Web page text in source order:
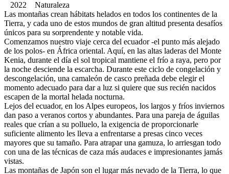
2022 Naturaleza
Las montañas crean hábitats helados en todos los continentes de la
Tierra, y cada uno de estos mundos de gran altitud presenta desafíos
únicos para su sorprendente y notable vida.
Comenzamos nuestro viaje cerca del ecuador -el punto más alejado
de los polos- en África oriental. Aquí, en las altas laderas del Monte
Kenia, durante el día el sol tropical mantiene el frío a raya, pero por
la noche desciende la escarcha. Durante este ciclo de congelación y
descongelación, una camaleón de casco preñada debe elegir el
momento adecuado para dar a luz si quiere que sus recién nacidos
escapen de la mortal helada nocturna.
Lejos del ecuador, en los Alpes europeos, los largos y fríos inviernos
dan paso a veranos cortos y abundantes. Para una pareja de águilas
reales que crían a su polluelo, la exigencia de proporcionarle
suficiente alimento les lleva a enfrentarse a presas cinco veces
mayores que su tamaño. Para atrapar una gamuza, lo arriesgan todo
con una de las técnicas de caza más audaces e impresionantes jamás
vistas.
Las montañas de Japón son el lugar más nevado de la Tierra, lo que